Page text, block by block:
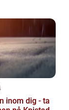
inom dig - ta